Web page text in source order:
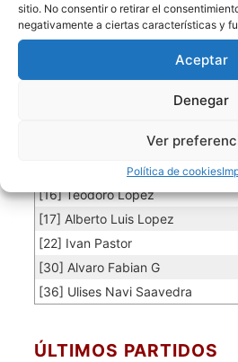
sitio. No consentir o retirar el
negativamente a ciertas características y
Aceptar
Denegar
Ver
Política de cookies
Jugador
[9] Pablo Charles Carreño
[11] Jhonatan Sergio R
[14] Alex Edson Rojas
[16] Teodoro Lopez
[17] Alberto Luis Lopez
[22] Ivan Pastor
[30] Alvaro Fabian G
[36] Ulises Navi Saavedra
ÚLTIMOS PARTIDOS